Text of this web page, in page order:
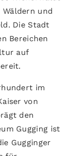
und
Die Stadt
Bereichen
auf
im
von
den
Gugging ist
Gugginger